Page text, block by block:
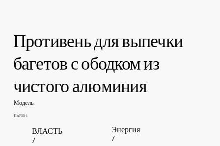
Противень для выпечки
багетов с ободком из
чистого алюминия
Модель:
ПАРББ-1
ВЛАСТЬ
/
/
Энергия